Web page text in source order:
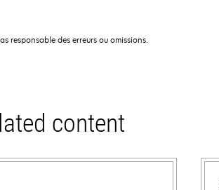
responsable des erreurs ou omissions.
content